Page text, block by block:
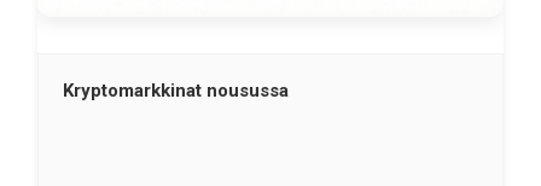
Kryptomarkkinat nousussa